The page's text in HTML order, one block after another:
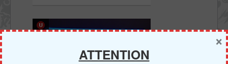
ATTENTION
×